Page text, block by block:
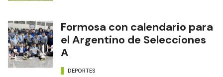
Formosa con calendario para
el Argentino de Selecciones
A
DEPORTES